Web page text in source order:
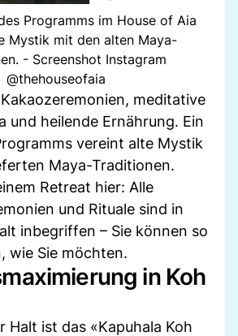
Programms im House of Aia
Mystik mit den alten Maya-
- Screenshot Instagram
@thehouseofaia
meditative
und heilende Ernährung. Ein
vereint alte Mystik
Maya-Traditionen.
Retreat hier: Alle
und Rituale sind in
inbegriffen – Sie können so
wie Sie möchten.
in Koh
Halt ist das «Kapuhala Koh